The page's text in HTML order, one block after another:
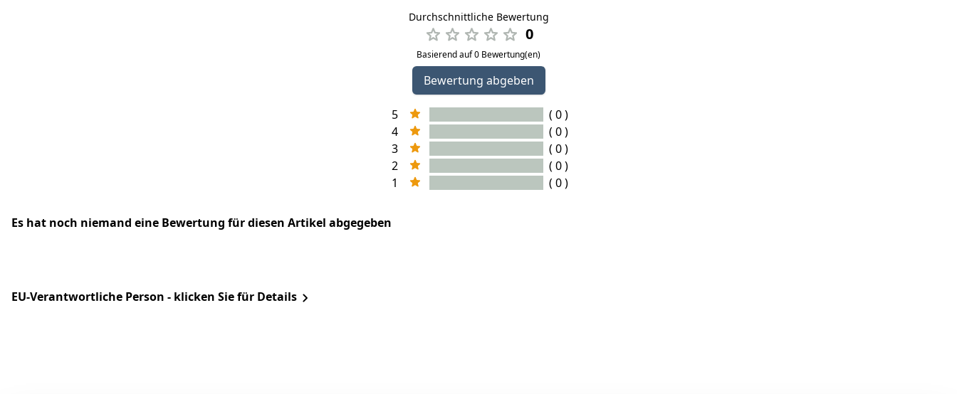
Durchschnittliche Bewertung
0
Basierend auf 0 Bewertung(en)
Bewertung abgeben
5
( 0 )
4
( 0 )
3
( 0 )
2
( 0 )
1
( 0 )
Es hat noch niemand eine Bewertung für diesen Artikel abgegeben
EU-Verantwortliche Person - klicken Sie für Details